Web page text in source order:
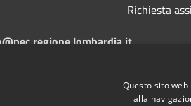
Richiesta
Questo sito
alla